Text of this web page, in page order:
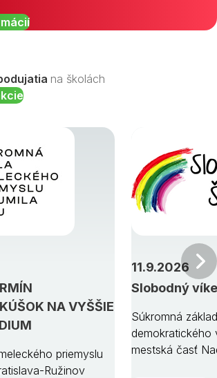
na školách
NA VYŠŠIE
priemyslu
Ružinov
Slobodný
11.9.2026
Súkromná
demokratického
mestská časť